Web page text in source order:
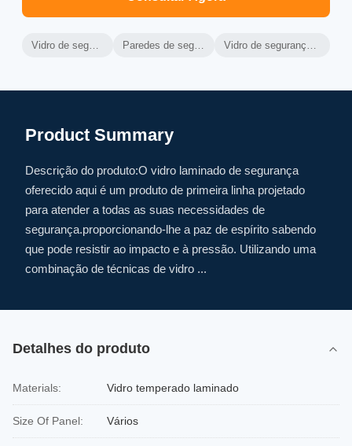
Vidro de segurança laminado temperado Paredes de segurança laminadas temperadas Vidro de segurança laminado de desempenho durável
Product Summary
Descrição do produto:O vidro laminado de segurança
oferecido aqui é um produto de primeira linha projetado
para atender a todas as suas necessidades de
segurança.proporcionando-lhe a paz de espírito sabendo
que pode resistir ao impacto e à pressão. Utilizando uma
combinação de técnicas de vidro ...
Detalhes do produto
Materials: Vidro temperado laminado
Size Of Panel: Vários